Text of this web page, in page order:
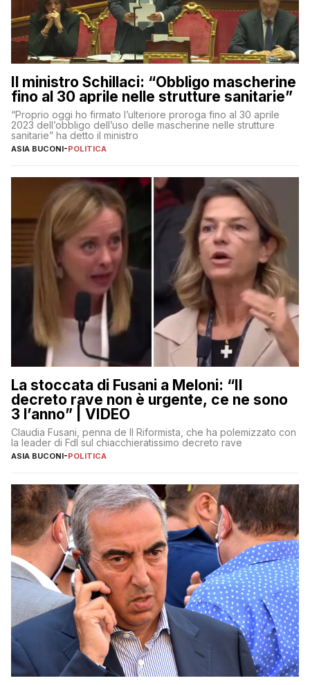
Il ministro Schillaci: “Obbligo mascherine
fino al 30 aprile nelle strutture sanitarie”
“Proprio oggi ho firmato l’ulteriore proroga fino al 30 aprile
2023 dell’obbligo dell’uso delle mascherine nelle strutture
sanitarie” ha detto il ministro
ASIA BUCONI-POLITICA
La stoccata di Fusani a Meloni: “Il
decreto rave non è urgente, ce ne sono
3 l’anno” | VIDEO
Claudia Fusani, penna de Il Riformista, che ha polemizzato con
la leader di FdI sul chiacchieratissimo decreto rave
ASIA BUCONI-POLITICA